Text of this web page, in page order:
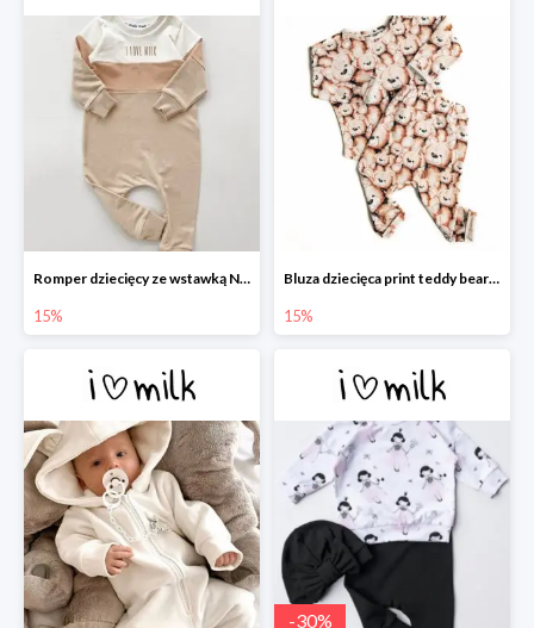
Romper dziecięcy ze wstawką Nude -15%
15%
Bluza dziecięca print teddy bears -15%
15%
-30%